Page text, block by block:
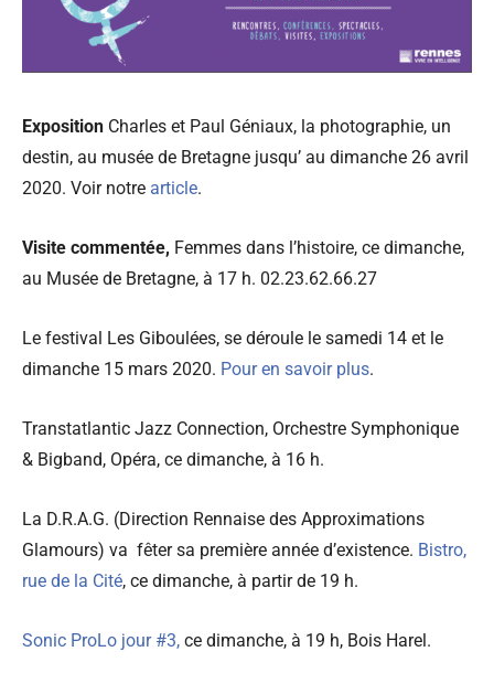
Exposition Charles et Paul Géniaux, la photographie, un
destin, au musée de Bretagne jusqu’ au dimanche 26 avril
2020. Voir notre article.
Visite commentée, Femmes dans l’histoire, ce dimanche,
au Musée de Bretagne, à 17 h. 02.23.62.66.27
Le festival Les Giboulées, se déroule le samedi 14 et le
dimanche 15 mars 2020. Pour en savoir plus.
Transtatlantic Jazz Connection, Orchestre Symphonique
& Bigband, Opéra, ce dimanche, à 16 h.
La D.R.A.G. (Direction Rennaise des Approximations
Glamours) va fêter sa première année d’existence. Bistro,
rue de la Cité, ce dimanche, à partir de 19 h.
Sonic ProLo jour #3, ce dimanche, à 19 h, Bois Harel.